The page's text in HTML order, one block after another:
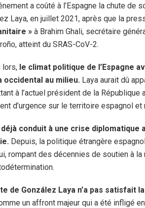
a coûté à l’Espagne la chute de
Laya, en juillet 2021, après que la
» à Brahim Ghali, secrétaire
atteint du SRAS-CoV-2.
lors, le climat politique de l’Espagne
occidental au milieu. Laya aurait dû
à l’actuel président de la
d’urgence sur le territoire espagnol et
déjà conduit à une crise
Depuis, la politique étrangère
rompant des décennies de soutien à
de González Laya n’a pas satisfait
un affront majeur qui a été infligé